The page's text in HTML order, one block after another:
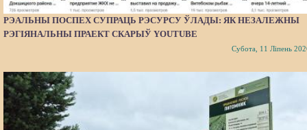
РЭАЛЬНЫ ПОСПЕХ СУПРАЦЬ РЭСУРСУ ЎЛАДЫ: ЯК НЕЗАЛЕЖНЫ
РЭГІЯНАЛЬНЫ ПРАЕКТ СКАРЫЎ YOUTUBE
Субота, 11 Ліпень